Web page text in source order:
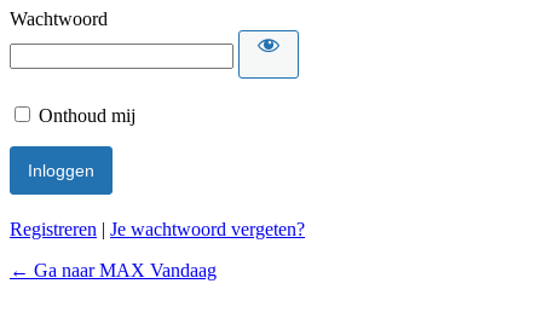
Wachtwoord
Onthoud mij
Registreren | Je wachtwoord vergeten?
← Ga naar MAX Vandaag